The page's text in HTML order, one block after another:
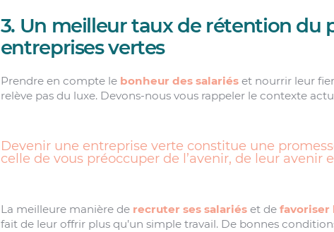
3. Un meilleur taux de rétention du
entreprises vertes
Prendre en compte le bonheur des salariéset nourrir leur
relève pas du luxe. Devons-nous vous rappeler le contexte
Devenir une entreprise verte constitue une
celle de vous préoccuper de l’avenir, de leur avenir
La meilleure manière de recruter ses salariéset de favoriser
fait de leur offrir plus qu’un simple travail. De bonnes